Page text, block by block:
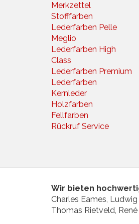
Merkzettel
Stofffarben
Lederfarben Pelle
Meglio
Lederfarben High
Class
Lederfarben Premium
Lederfarben
Kernleder
Holzfarben
Fellfarben
Rückruf Service
Wir bieten
Charles Eames,
Thomas Rietveld,